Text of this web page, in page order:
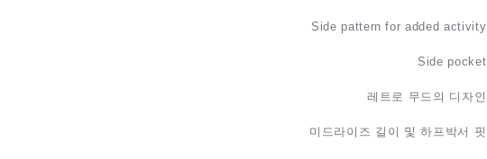
Side pattern for added activity
Side pocket
레트로 무드의 디자인
미드라이즈 길이 및 하프박서 핏